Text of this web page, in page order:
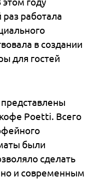
году
работала
в создании
для гостей
Poetti. Всего
были
сделать
но и современным